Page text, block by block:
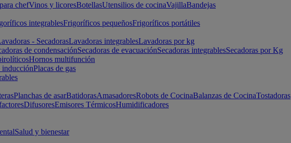
chefVinos y licoresBotellasUtensilios de cocinaVajillaBandejas
integrablesFrigoríficos pequeñosFrigoríficos portátiles
- SecadorasLavadoras integrablesLavadoras por kg
de condensaciónSecadoras de evacuaciónSecadoras integrablesSecadoras por Kg
Hornos multifunción
inducciónPlacas de gas
Planchas de asarBatidorasAmasadoresRobots de CocinaBalanzas de CocinaTostadoras
DifusoresEmisores TérmicosHumidificadores
Salud y bienestar